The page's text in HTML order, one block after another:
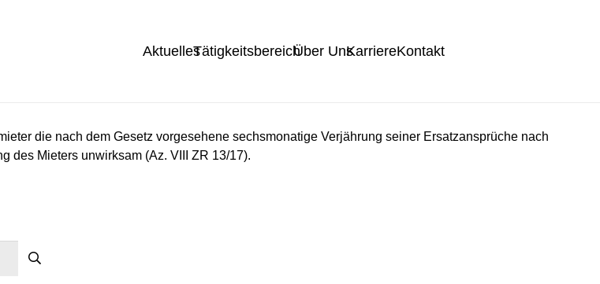
AktuellesTätigkeitsbereichÜber UnsKarriereKontakt
die nach dem Gesetz vorgesehene sechsmonatige Verjährung seiner Ersatzansprüche nach
des Mieters unwirksam (Az. VIII ZR 13/17).